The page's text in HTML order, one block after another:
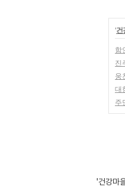
'건
함
진
웅
대
주
'건강마